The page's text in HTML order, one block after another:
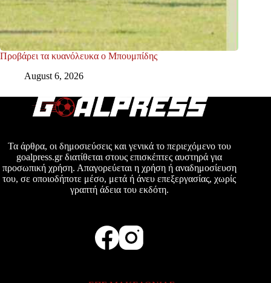
Προβάρει τα κυανόλευκα ο Μπουμπίδης
August 6, 2026
Τα άρθρα, οι δημοσιεύσεις και γενικά το περιεχόμενο του
goalpress.gr διατίθεται στους επισκέπτες αυστηρά για
προσωπική χρήση. Απαγορεύεται η χρήση ή αναδημοσίευση
του, σε οποιοδήποτε μέσο, μετά ή άνευ επεξεργασίας, χωρίς
γραπτή άδεια του εκδότη.